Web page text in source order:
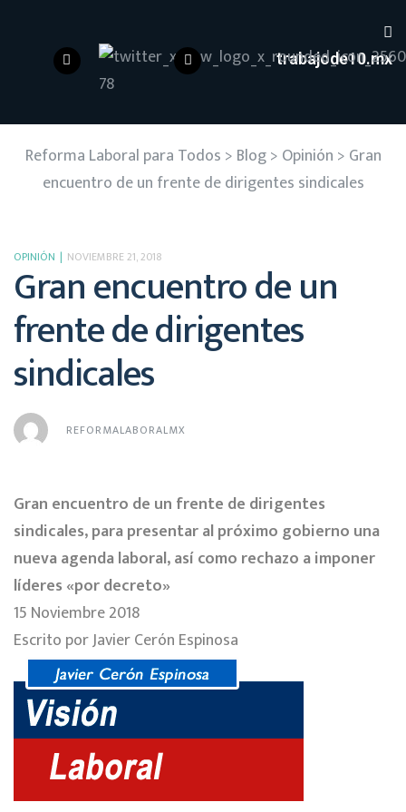
trabajode10.mx
Reforma Laboral para Todos > Blog> Opinión > Gran
encuentro de un frente de dirigentes sindicales
OPINIÓN NOVIEMBRE 21, 2018
Gran encuentro de un
frente de dirigentes
sindicales
REFORMALABORALMX
Gran encuentro de un frente de dirigentes
sindicales, para presentar al próximo gobierno una
nueva agenda laboral, así como rechazo a imponer
líderes «por decreto»
15 Noviembre 2018
Escrito por Javier Cerón Espinosa